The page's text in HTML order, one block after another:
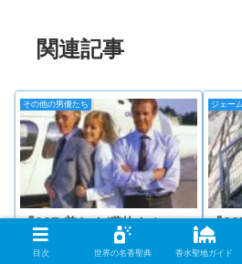
関連記事
その他の男優たち
『007 美しき獲物たち』
Vol.5｜クリストファー・
ウォーケンとドルフ・ラン
ジェー
『
とル
目次 世界の名香聖典 香水聖地ガイド